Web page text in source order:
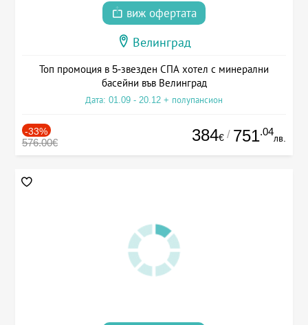
виж офертата
Велинград
Топ промоция в 5-звезден СПА хотел с минерални
басейни във Велинград
Дата: 01.09 - 20.12 + полупансион
-33%
576.00€ 384€ / 751.04
лв.